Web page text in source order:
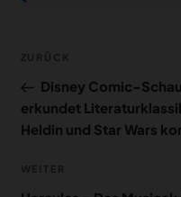
Beitrag
Disney Comic-
erkundet
Heldin und Star Wars
Beitrag